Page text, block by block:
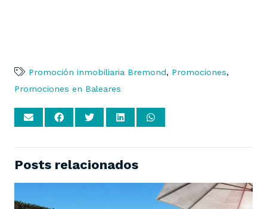
Promoción inmobiliaria Bremond, Promociones,
Promociones en Baleares
Posts relacionados